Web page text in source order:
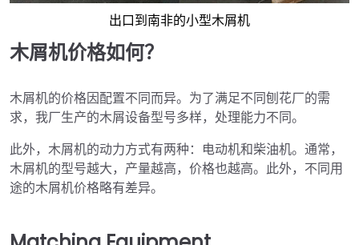
出口到南非的小型木屑机
木屑机价格如何？
木屑机的价格因配置不同而异。为了满足不同刨花厂的需
求，我厂生产的木屑设备型号多样，处理能力不同。
此外，木屑机的动力方式有两种：电动机和柴油机。通常，
木屑机的型号越大，产量越高，价格也越高。此外，不同用
途的木屑机价格略有差异。